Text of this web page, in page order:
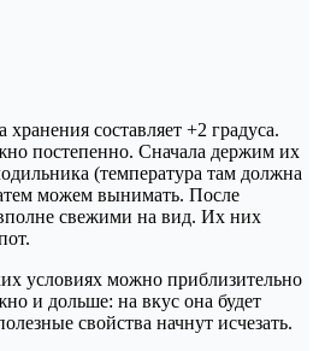
составляет +2 градуса.
постепенно. Сначала держим их
(температура там должна
можем вынимать. После
свежими на вид. Их них
условиях можно приблизительно
и дольше: на вкус она будет
свойства начнут исчезать.